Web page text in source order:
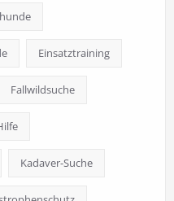
Einsatztraining
Fallwildsuche
Kadaver-Suche